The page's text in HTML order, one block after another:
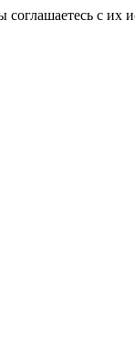
с их